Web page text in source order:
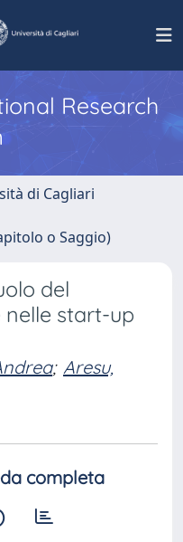
Research
di Cagliari
o Saggio)
del
start-up
; Aresu,
completa